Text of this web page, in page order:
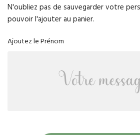
N'oubliez pas de sauvegarder votre
pouvoir l'ajouter au panier.
Ajoutez le Prénom